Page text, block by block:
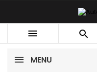
 
MENU